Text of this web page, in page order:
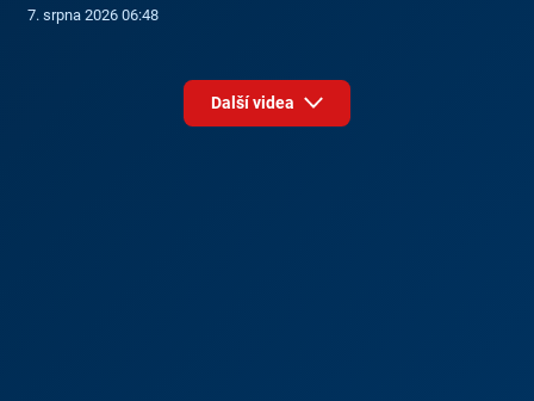
7. srpna 2026 06:48
Další videa